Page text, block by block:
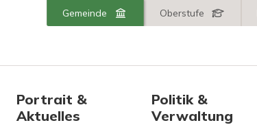
ARWechseln Sie zu:
Gemeinde Oberstufe
Portrait &
Aktuelles
Politik &
Verwaltung